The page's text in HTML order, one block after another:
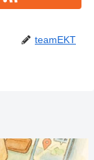
teamEKT